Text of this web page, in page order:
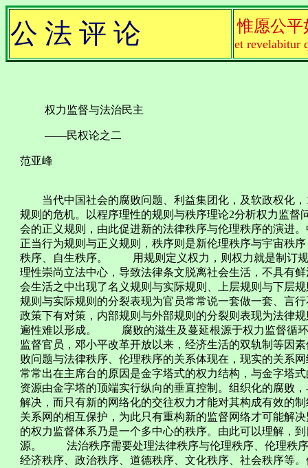
公 法 评 论 惟愿公平
et revelabitur
权力监督与法治民主
——民权论之二
范亚峰
当代中国社会的腐败问题、利益集团化，及软政权化，
规则的危机。以程序理性的规则与秩序理论2分析权力监督
会的正义规则，由此促进新的法律秩序与伦理秩序的演进
正当行为规则与正义规则，秩序则是新伦理秩序与宇宙秩
秩序、自生秩序。 用规则定义权力，则权力就是制订规
理性崇尚立法中心，导致法律条文脱离社会生活，不具有
会生活之中出现了名义规则与实际规则、上层规则与下层
规则与实际规则的分裂表现为官员常常说一套做一套、言
政策下有对策，内部规则与外部规则的分裂则表现为法律
遍性难以形成。 腐败的滋生及蔓延根源于权力监督循环
监督官员，邓小平改革开放以来，经济生活的双轨制等因
败问题与法律秩序、伦理秩序的关系体现在，现实的关系
常常出在主席台的原因是金字塔式的权力结构，与金字塔
资源由金字塔的顶端实行纵向的垂直控制。组织化的腐败
解决，而只有新的网络化的交往权力才能对其构成有效的
关系网的相互保护，为此只有重构新的监督网络才可能解
的权力监督体系乃是一个多中心的秩序。由此可以理解，
源。 法治秩序需要处理法律秩序与伦理秩序、伦理秩序
经济秩序、政治秩序、道德秩序、文化秩序、社会秩序等